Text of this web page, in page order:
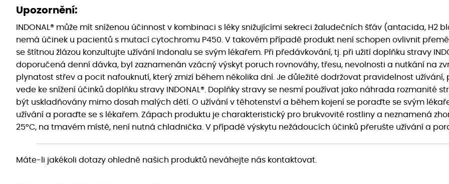
Upozornění:
INDONAL® může mít sníženou účinnost v kombinaci s léky snižujícími sekreci žaludečních šťáv (antacida, H2
nemá účinek u pacientů s mutací cytochromu P450. V takovém případě produkt není schopen ovlivnit
se štítnou žlázou konzultujte užívání Indonalu se svým lékařem. Při předávkování, tj. při užití doplňku stravy
doporučená denní dávka, byl zaznamenán vzácný výskyt poruch rovnováhy, třesu, nevolnosti a nutkání na
plynatost střev a pocit nafouknutí, který zmizí během několika dní. Je důležité dodržovat pravidelnost
vede ke snížení účinků doplňku stravy INDONAL®. Doplňky stravy se nesmí používat jako náhrada rozmanité
být uskladňovány mimo dosah malých dětí. O užívání v těhotenství a během kojení se poraďte se svým
užívání a poraďte se s lékařem. Zápach produktu je charakteristický pro brukvovité rostliny a neznamená
25°C, na tmavém místě, není nutná chladnička. V případě výskytu nežádoucích účinků přerušte užívání a
Máte-li jakékoli dotazy ohledně našich produktů neváhejte nás kontaktovat.